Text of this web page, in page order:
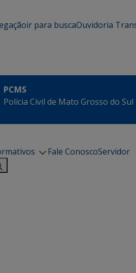
ir para buscaOuvidoria
PCMS
Polícia Civil de Mato Grosso do Sul
Fale ConoscoServidor